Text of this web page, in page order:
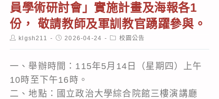
員學術研討會」實施計畫及海報各1
份， 敬請教師及軍訓教官踴躍參與。
Postklgsh211
Post2026-04-24
Post校園公告
一、舉辦時間：115年5月14日（星期四）上午
10時至下午16時。
二、地點：國立政治大學綜合院館三樓演講廳